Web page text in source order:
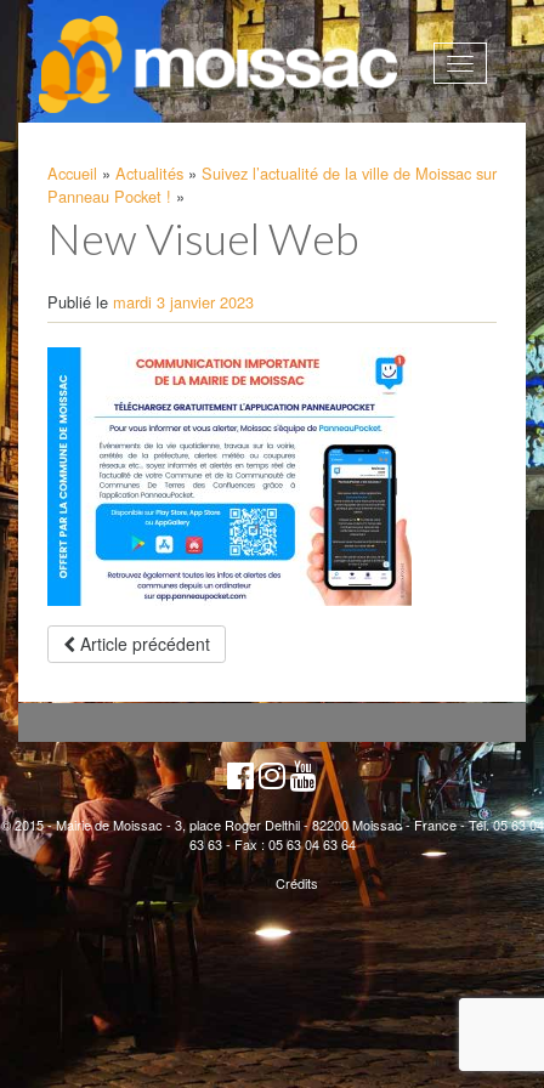
Afficher
la
Accueil » Actualités » Suivez l’actualité de la ville de Moissac sur
Panneau Pocket ! »
New Visuel Web
Publié le mardi 3 janvier 2023
Article précédent
© 2015 - Mairie de Moissac - 3, place Roger Delthil - 82200 Moissac - France - Tél. 05 63 04
63 63 - Fax : 05 63 04 63 64
Crédits